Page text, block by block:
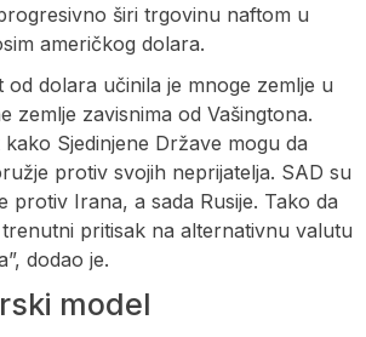
širi trgovinu naftom u
američkog dolara.
od dolara učinila je mnoge zemlje u
zemlje zavisnima od Vašingtona.
Sjedinjene Države mogu da
protiv svojih neprijatelja. SAD su
protiv Irana, a sada Rusije. Tako da
pritisak na alternativnu valutu
dodao je.
model